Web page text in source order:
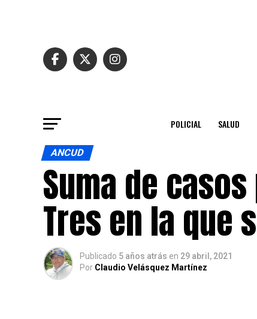
POLICIAL SALUD
ANCUD
Suma de
Tres en la que
Publicado 5 años atrás en 29 abril, 2021
Por Claudio Velásquez Martínez